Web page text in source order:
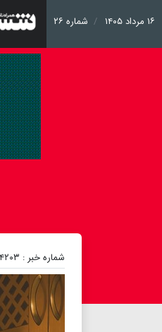
۱۶ مرداد ۱۴۰۵ شماره ۲۶
شماره خبر : ۴۲۰۳